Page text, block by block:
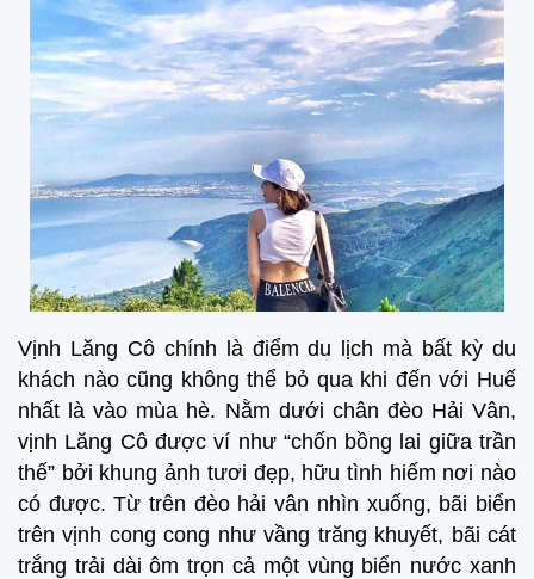
Vịnh Lăng Cô chính là điểm du lịch mà bất kỳ du
khách nào cũng không thể bỏ qua khi đến với Huế
nhất là vào mùa hè. Nằm dưới chân đèo Hải Vân,
vịnh Lăng Cô được ví như “chốn bồng lai giữa trần
thế” bởi khung ảnh tươi đẹp, hữu tình hiếm nơi nào
có được. Từ trên đèo hải vân nhìn xuống, bãi biển
trên vịnh cong cong như vầng trăng khuyết, bãi cát
trắng trải dài ôm trọn cả một vùng biển nước xanh